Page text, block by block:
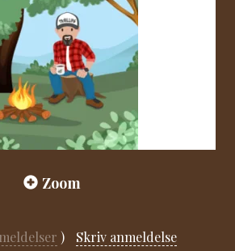
Zoom
Skriv anmeldelse